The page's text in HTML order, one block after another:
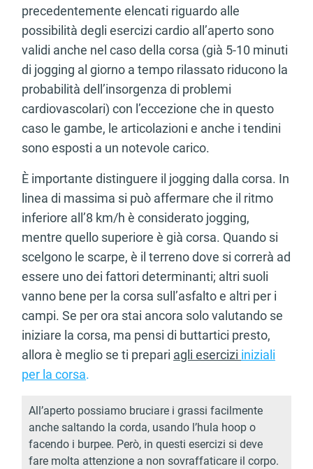
precedentemente elencati riguardo alle
possibilità degli esercizi cardio all’aperto sono
validi anche nel caso della corsa (già 5-10 minuti
di jogging al giorno a tempo rilassato riducono la
probabilità dell’insorgenza di problemi
cardiovascolari) con l’eccezione che in questo
caso le gambe, le articolazioni e anche i tendini
sono esposti a un notevole carico.
È importante distinguere il jogging dalla corsa. In
linea di massima si può affermare che il ritmo
inferiore all’8 km/h è considerato jogging,
mentre quello superiore è già corsa. Quando si
scelgono le scarpe, è il terreno dove si correrà ad
essere uno dei fattori determinanti; altri suoli
vanno bene per la corsa sull’asfalto e altri per i
campi. Se per ora stai ancora solo valutando se
iniziare la corsa, ma pensi di buttartici presto,
allora è meglio se ti prepari agli esercizi iniziali
per la corsa.
All’aperto possiamo bruciare i grassi facilmente
anche saltando la corda, usando l’hula hoop o
facendo i burpee. Però, in questi esercizi si deve
fare molta attenzione a non sovraffaticare il corpo.